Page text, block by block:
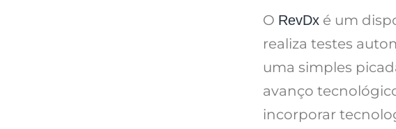
O RevDx é um
realiza testes
uma simples
avanço
incorporar